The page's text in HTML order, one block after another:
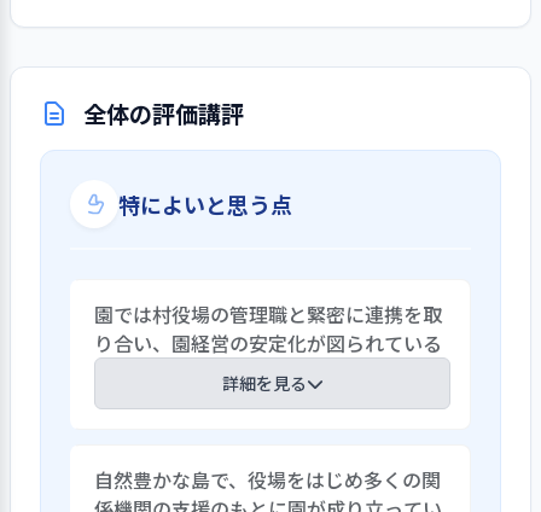
全体の評価講評
特によいと思う点
園では村役場の管理職と緊密に連携を取
り合い、園経営の安定化が図られている
詳細を見る
者が園にほぼ常駐している。常に園と連
自然豊かな島で、役場をはじめ多くの関